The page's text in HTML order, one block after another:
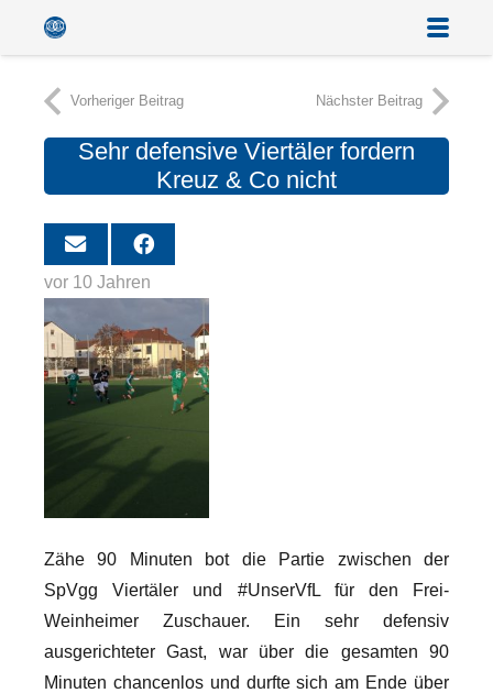
Vorheriger Beitrag Nächster Beitrag
Sehr defensive Viertäler fordern
Kreuz & Co nicht
vor 10 Jahren
Zähe 90 Minuten bot die Partie zwischen der
SpVgg Viertäler und #UnserVfL für den Frei-
Weinheimer Zuschauer. Ein sehr defensiv
ausgerichteter Gast, war über die gesamten 90
Minuten chancenlos und durfte sich am Ende über